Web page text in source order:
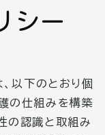
シー
、以下のとおり個
の仕組みを構築
の認識と取組み